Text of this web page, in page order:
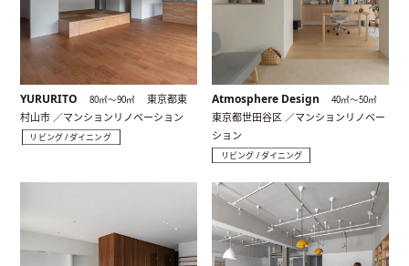
YURURITO 80㎡〜90㎡
東京都東
村山市 ／マンションリノベーション
リビング / ダイニング
Atmosphere Design 40㎡〜50㎡
東京都世田谷区 ／マンションリノベー
ション
リビング / ダイニング